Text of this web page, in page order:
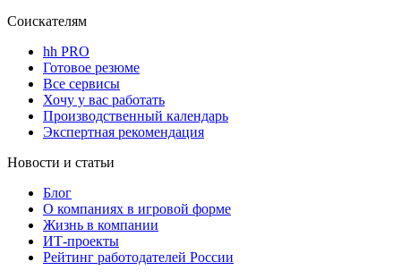
Соискателям
hh PRO
Готовое резюме
Все сервисы
Хочу у вас работать
Производственный календарь
Экспертная рекомендация
Новости и статьи
Блог
О компаниях в игровой форме
Жизнь в компании
ИТ-проекты
Рейтинг работодателей России